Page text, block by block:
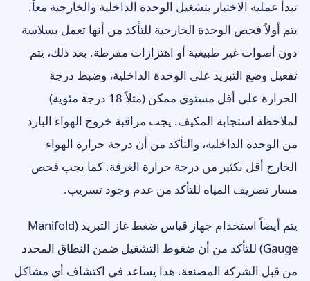
تبدأ عملية الاختبار بتشغيل الوحدة الداخلية والخارجية معاً.
يتم أولاً فحص الوحدة الخارجية للتأكد من أنها تعمل بسلاسة
دون أصوات غير طبيعية أو اهتزازات مفرطة. بعد ذلك، يتم
تفعيل وضع التبريد على الوحدة الداخلية، وضبط درجة
الحرارة على أقل مستوى ممكن (مثلاً 18 درجة مئوية)
لملاحظة استجابة المكيف. يجب مراقبة خروج الهواء البارد
من الوحدة الداخلية، والتأكد من أن درجة حرارة الهواء
الخارج أقل بكثير من درجة حرارة الغرفة. كما يجب فحص
مسار تصريف المياه للتأكد من عدم وجود تسريب.
يتم أيضاً استخدام جهاز قياس ضغط غاز التبريد (Manifold
Gauge) للتأكد من أن ضغوط التشغيل ضمن النطاق المحدد
من قبل الشركة المصنعة. هذا يساعد في اكتشاف أي مشاكل